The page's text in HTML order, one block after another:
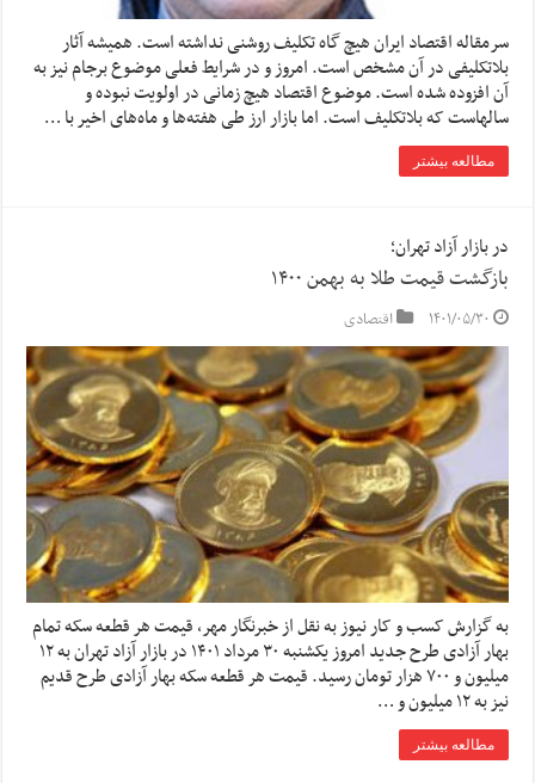
سرمقاله اقتصاد ایران هیچ گاه تکلیف روشنی نداشته است. همیشه آثار
بلاتکلیفی در آن مشخص است. امروز و در شرایط فعلی موضوع برجام نیز به
آن افزوده شده است. موضوع اقتصاد هیچ زمانی در اولویت نبوده و
سالهاست که بلاتکلیف است. اما بازار ارز طی هفته‌ها و ماه‌های اخیر با …
مطالعه بیشتر
در بازار آزاد تهران؛
بازگشت قیمت طلا به بهمن ۱۴۰۰
۱۴۰۱/۰۵/۳۰ اقتصادی
به گزارش کسب و کار نیوز به نقل از خبرنگار مهر، قیمت هر قطعه سکه تمام
بهار آزادی طرح جدید امروز یکشنبه ۳۰ مرداد ۱۴۰۱ در بازار آزاد تهران به ۱۲
میلیون و ۷۰۰ هزار تومان رسید. قیمت هر قطعه سکه بهار آزادی طرح قدیم
نیز به ۱۲ میلیون و …
مطالعه بیشتر